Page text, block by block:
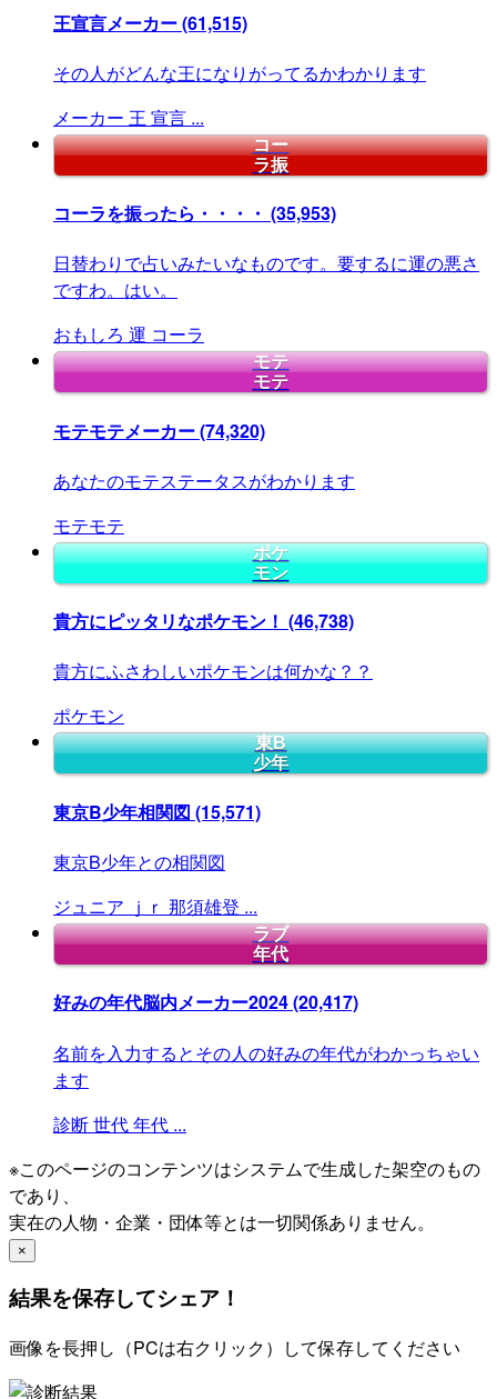
王宣言メーカー(61,515)
その人がどんな王になりがってるかわかります
メーカー 王 宣言 ...
コー
ラ振
コーラを振ったら・・・・ (35,953)
日替わりで占いみたいなものです。要するに運の悪さ
ですわ。はい。
おもしろ 運 コーラ
モテ
モテ
モテモテメーカー(74,320)
あなたのモテステータスがわかります
モテモテ
ポケ
モン
貴方にピッタリなポケモン！ (46,738)
貴方にふさわしいポケモンは何かな？？
ポケモン
東B
少年
東京B少年相関図 (15,571)
東京B少年との相関図
ジュニア ｊｒ 那須雄登 ...
ラブ
年代
好みの年代脳内メーカー2024(20,417)
名前を入力するとその人の好みの年代がわかっちゃい
ます
診断世代年代 ...
※このページのコンテンツはシステムで生成した架空のもの
であり、
実在の人物・企業・団体等とは一切関係ありません。
×
結果を保存してシェア！
画像を長押し（PCは右クリック）して保存してください